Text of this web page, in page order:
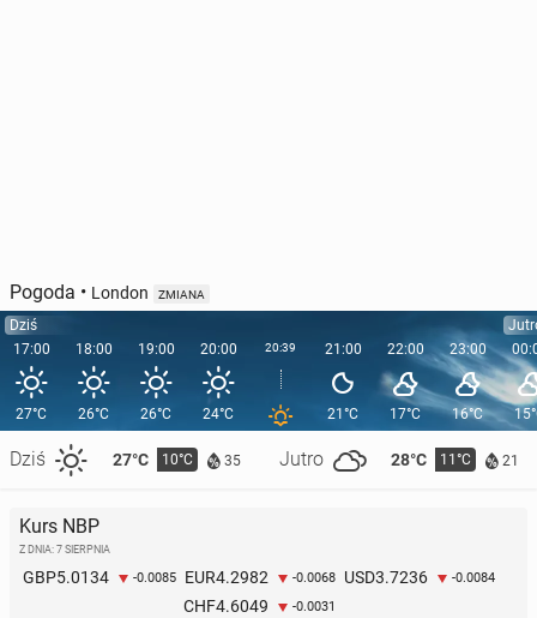
Pogoda • London ZMIANA
Dziś
17:00
27°C
Dziś 27°C 10°C 35 Jutro 28°C 11°C 21
18:00
26°C
19:00
26°C
20:00
24°C
20:39 21:00
21°C
22:00
17°C
23:00
16°C
Kurs NBP
Z DNIA: 7 SIERPNIA
GBP5.0134 -0.0085 EUR4.2982 -0.0068 USD3.7236 -0.0084
CHF4.6049 -0.0031